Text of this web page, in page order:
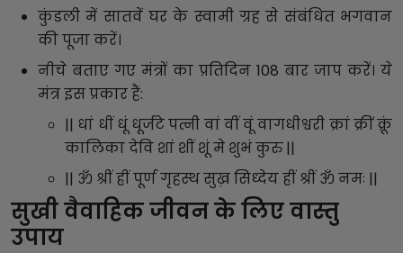
कुंडली में सातवें घर के स्वामी ग्रह से संबंधित भगवान
की पूजा करें।
नीचे बताए गए मंत्रों का प्रतिदिन 108 बार जाप करें। ये
मंत्र इस प्रकार हैं:
|| धां धीं धूं धूर्जटे पत्नी वां वीं वूं वागधीश्वरी क्रां क्रीं क्रूं
कालिका देवि शां शीं शूं मे शुभं कुरु ||
|| ॐ श्रीं ह्रीं पूर्ण गृहस्थ सुख़ सिध्देय ह्रीं श्रीं ॐ नमः ||
सुखी वैवाहिक जीवन के लिए वास्तु
उपाय